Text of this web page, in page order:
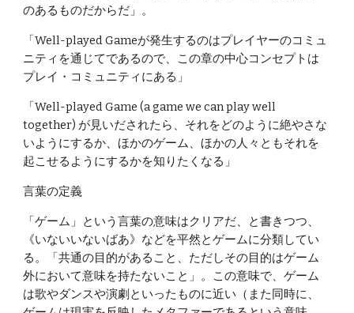
のあるものだからだ」。
「Well-played Gameが発生するのはプレイヤーのコミュ
ニティを通じてであるので、この章の中心コンセプトは
プレイ・コミュニティにある」
「Well-played Game (a game we can play well
together) が見いだされたら、それをどのように絶やさな
いようにするか、ほかのゲーム、ほかの人々ともそれを
起こせるようにするかを知りたくなる」
言葉の定義
「ゲーム」という言葉の意味はクリアだ、と書きつつ、
《いないいないばあ》などを平然とゲームに分類してい
る。「共通の目的があること、ただしその目的はゲーム
外において意味を持たないこと」。この意味で、ゲーム
は歌やダンスや演劇といったものに近い（また同時に、